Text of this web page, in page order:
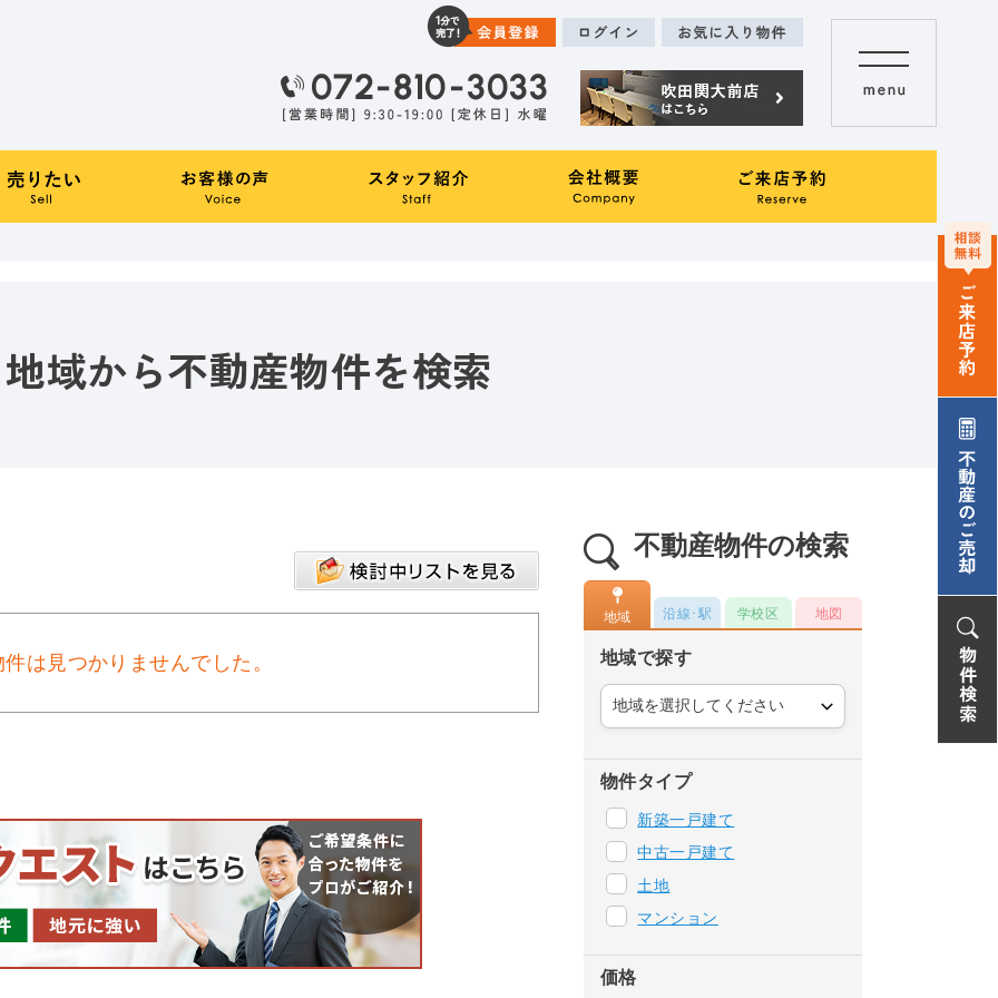
地域から不動産物件を検索
は見つかりませんでした。
不動産物件の検索
地域 沿線･駅 学校区 地図
地域で探す
物件タイプ
新築一戸建て
中古一戸建て
土地
マンション
価格